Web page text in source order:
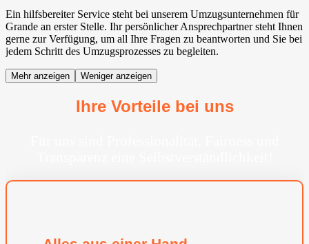
Ein hilfsbereiter Service steht bei unserem Umzugsunternehmen für
Grande an erster Stelle. Ihr persönlicher Ansprechpartner steht Ihnen
gerne zur Verfügung, um all Ihre Fragen zu beantworten und Sie bei
jedem Schritt des Umzugsprozesses zu begleiten.
Mehr anzeigen Weniger anzeigen
Ihre Vorteile bei uns